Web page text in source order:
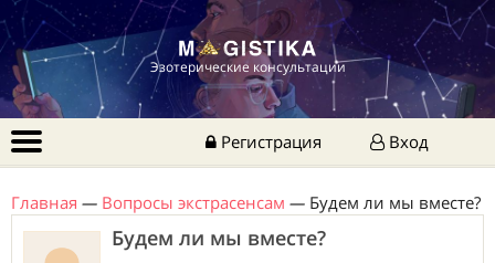
Эзотерические консультации
Регистрация Вход
Главная — Вопросы экстрасенсам — Будем ли мы вместе?
Будем ли мы вместе?